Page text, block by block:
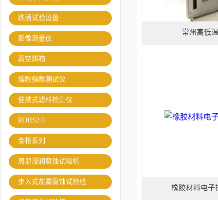
跌落试验设备
影像测量仪
真空烘箱
熔融指数测试仪
便携式滤料检测仪
ROHS2.0
金相系列
周期浸润腐蚀试验机
步入式盐雾腐蚀试验舱
常州高低
橡胶材料电子